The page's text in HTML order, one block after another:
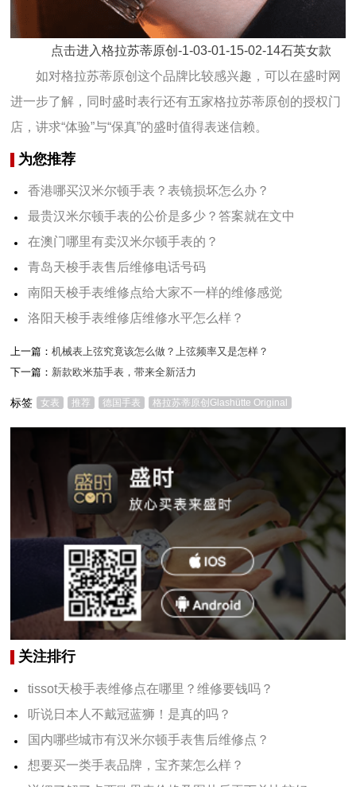
点击进入格拉苏蒂原创-1-03-01-15-02-14石英女款
如对格拉苏蒂原创这个品牌比较感兴趣，可以在盛时网
进一步了解，同时盛时表行还有五家格拉苏蒂原创的授权门
店，讲求“体验”与“保真”的盛时值得表迷信赖。
为您推荐
香港哪买汉米尔顿手表？表镜损坏怎么办？
最贵汉米尔顿手表的公价是多少？答案就在文中
在澳门哪里有卖汉米尔顿手表的？
青岛天梭手表售后维修电话号码
南阳天梭手表维修点给大家不一样的维修感觉
洛阳天梭手表维修店维修水平怎么样？
上一篇：机械表上弦究竟该怎么做？上弦频率又是怎样？
下一篇： 新款欧米茄手表，带来全新活力
标签 女表 推荐 德国手表 格拉苏蒂原创Glashütte Original
关注排行
tissot天梭手表维修点在哪里？维修要钱吗？
听说日本人不戴冠蓝狮！是真的吗？
国内哪些城市有汉米尔顿手表售后维修点？
想要买一类手表品牌，宝齐莱怎么样？